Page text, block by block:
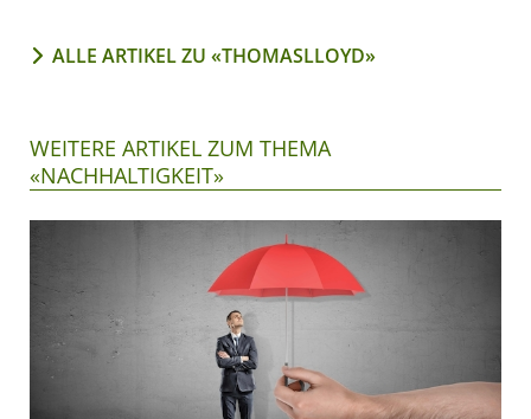
ALLE ARTIKEL ZU «THOMASLLOYD»
WEITERE ARTIKEL ZUM THEMA
«NACHHALTIGKEIT»